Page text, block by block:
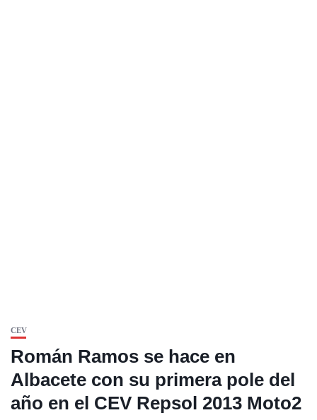
CEV
Román Ramos se hace en
Albacete con su primera pole del
año en el CEV Repsol 2013 Moto2